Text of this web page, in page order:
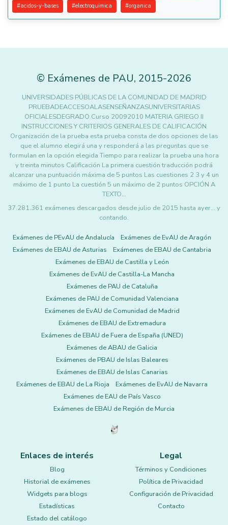
#acidos-y-bases #electroquimica #organica
© Exámenes de PAU, 2015-2026
UNIVERSIDADES PÚBLICAS DE LA COMUNIDAD DE MADRID
PRUEBADEACCESOALASENSEÑANZASUNIVERSITARIAS
OFICIALESDEGRADO Curso 20092010 MATERIA GRIEGO II
INSTRUCCIONES Y CRITERIOS GENERALES DE CALIFICACIÓN
Organización de la prueba esta prueba consta de dos opciones de las
que el alumno elegirá una y responderá a las preguntas que se
formulan en la opción elegida Tiempo para realizar la prueba una hora
y treinta minutos Calificación La primera cuestión traducción podrá
alcanzar una puntuación máxima de 5 puntos Las cuestiones 2 3 y 4 un
máximo de 1 punto La cuestión 5 un máximo de 2 puntos OPCIÓN A
TEXTO…
37.281.361 exámenes descargados desde julio de 2015 hasta ayer... y
contando.
Exámenes de PEvAU de Andalucía
Exámenes de EvAU de Aragón
Exámenes de EBAU de Asturias
Exámenes de EBAU de Cantabria
Exámenes de EBAU de Castilla y León
Exámenes de EvAU de Castilla-La Mancha
Exámenes de PAU de Cataluña
Exámenes de PAU de Comunidad Valenciana
Exámenes de EvAU de Comunidad de Madrid
Exámenes de EBAU de Extremadura
Exámenes de EBAU de Fuera de España (UNED)
Exámenes de ABAU de Galicia
Exámenes de PBAU de Islas Baleares
Exámenes de EBAU de Islas Canarias
Exámenes de EBAU de La Rioja
Exámenes de EvAU de Navarra
Exámenes de EAU de País Vasco
Exámenes de EBAU de Región de Murcia
Enlaces de interés
Blog
Historial de exámenes
Widgets para blogs
Estadísticas
Estado del catálogo
Legal
Términos y Condiciones
Política de Privacidad
Configuración de Privacidad
Contacto